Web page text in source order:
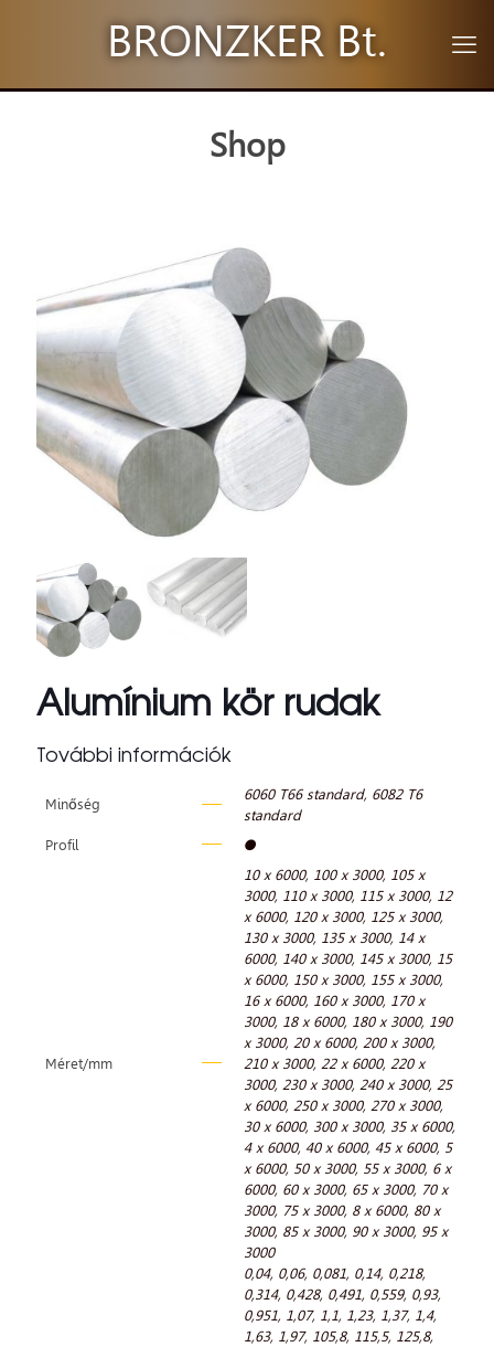
BRONZKER Bt.
Shop
Alumínium kör rudak
További információk
Minőség
6060 T66 standard, 6082 T6
standard
Profil
●
Méret/mm
10 x 6000, 100 x 3000, 105 x
3000, 110 x 3000, 115 x 3000, 12
x 6000, 120 x 3000, 125 x 3000,
130 x 3000, 135 x 3000, 14 x
6000, 140 x 3000, 145 x 3000, 15
x 6000, 150 x 3000, 155 x 3000,
16 x 6000, 160 x 3000, 170 x
3000, 18 x 6000, 180 x 3000, 190
x 3000, 20 x 6000, 200 x 3000,
210 x 3000, 22 x 6000, 220 x
3000, 230 x 3000, 240 x 3000, 25
x 6000, 250 x 3000, 270 x 3000,
30 x 6000, 300 x 3000, 35 x 6000,
4 x 6000,40 x 6000,45 x 6000, 5
x 6000, 50 x 3000, 55 x 3000, 6 x
6000, 60 x 3000, 65 x 3000, 70 x
3000, 75 x 3000, 8 x 6000, 80 x
3000, 85 x 3000, 90 x 3000, 95 x
3000
0,04, 0,06, 0,081, 0,14, 0,218,
0,314, 0,428, 0,491, 0,559, 0,93,
0,951, 1,07, 1,1, 1,23, 1,37, 1,4,
1,63, 1,97, 105,8, 115,5, 125,8,